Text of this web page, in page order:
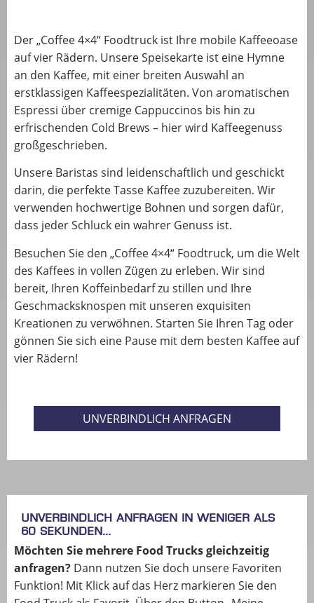
Der „Coffee 4×4“ Foodtruck ist Ihre mobile Kaffeeoase
auf vier Rädern. Unsere Speisekarte ist eine Hymne
an den Kaffee, mit einer breiten Auswahl an
erstklassigen Kaffeespezialitäten. Von aromatischen
Espressi über cremige Cappuccinos bis hin zu
erfrischenden Cold Brews – hier wird Kaffeegenuss
großgeschrieben.
Unsere Baristas sind leidenschaftlich und geschickt
darin, die perfekte Tasse Kaffee zuzubereiten. Wir
verwenden hochwertige Bohnen und sorgen dafür,
dass jeder Schluck ein wahrer Genuss ist.
Besuchen Sie den „Coffee 4×4“ Foodtruck, um die Welt
des Kaffees in vollen Zügen zu erleben. Wir sind
bereit, Ihren Koffeinbedarf zu stillen und Ihre
Geschmacksknospen mit unseren exquisiten
Kreationen zu verwöhnen. Starten Sie Ihren Tag oder
gönnen Sie sich eine Pause mit dem besten Kaffee auf
vier Rädern!
UNVERBINDLICH ANFRAGEN
Unverbindlich anfragen in weniger als
60 Sekunden...
Möchten Sie mehrere Food Trucks gleichzeitig
anfragen? Dann nutzen Sie doch unsere Favoriten
Funktion! Mit Klick auf das Herz markieren Sie den